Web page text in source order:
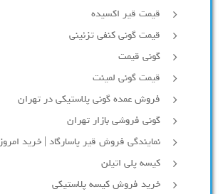
قیمت قیر اکسیده
قیمت گونی کنفی تزئینی
گونی قیمت
قیمت گونی لمینت
فروش عمده گونی پلاستیکی در تهران
گونی فروشی بازار تهران
نمایندگی فروش قیر پاسارگاد | خرید امروز
کیسه پلی اتیلن
خرید فروش کیسه پلاستیکی